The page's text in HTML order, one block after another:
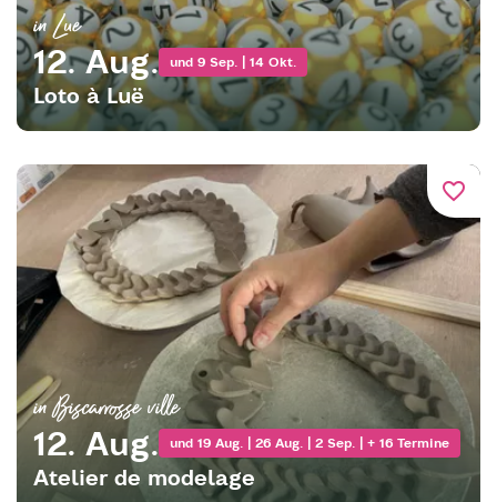
in Lue
12. Aug. und 9 Sep. | 14 Okt.
Loto à Luë
favorite_border
in Biscarrosse ville
12. Aug. und 19 Aug. | 26 Aug. | 2 Sep. | + 16 Termine
Atelier de modelage